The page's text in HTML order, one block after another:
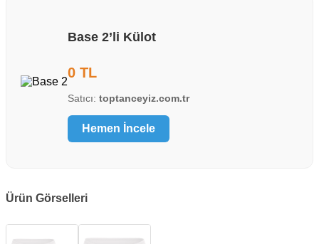
Base 2’li Külot
0 TL
Satıcı: toptanceyiz.com.tr
Hemen İncele
Ürün Görselleri